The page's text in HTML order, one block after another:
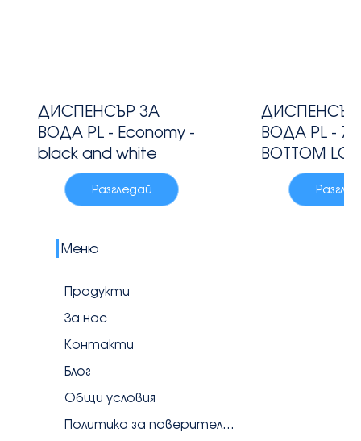
ДИСПЕНСЪР ЗА
ВОДА PL - Economy -
black and white
Разгледай
ДИСПЕНСЪР
ВОДА PL - 75
BOTTOM
Меню
Продукти
За нас
Контакти
Блог
Общи условия
Политика за поверителност